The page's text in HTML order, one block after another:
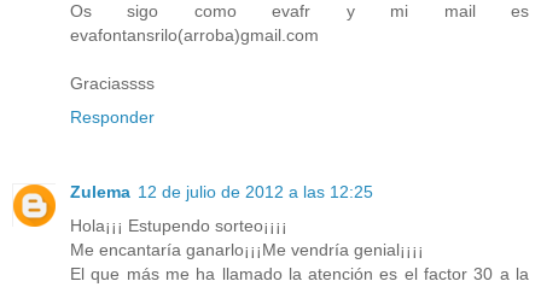
Os sigo como evafr y mi mail es
evafontansrilo(arroba)gmail.com
Graciassss
Responder
Zulema 12 de julio de 2012 a las 12:25
Hola¡¡¡ Estupendo sorteo¡¡¡¡
Me encantaría ganarlo¡¡¡Me vendría genial¡¡¡¡
El que más me ha llamado la atención es el factor 30 a la